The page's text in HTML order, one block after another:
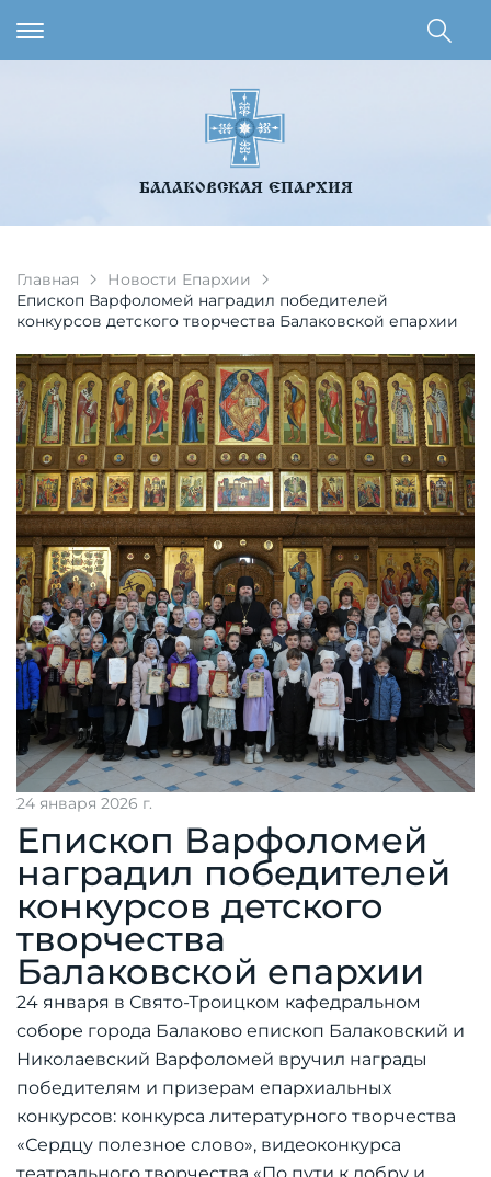
БАЛАКОВСКАЯ ЕПАРХИЯ
Главная
Новости Епархии
Епископ Варфоломей наградил победителей
конкурсов детского творчества Балаковской епархии
24 января 2026 г.
Епископ Варфоломей
наградил победителей
конкурсов детского
творчества
Балаковской епархии
24 января в Свято-Троицком кафедральном
соборе города Балаково епископ Балаковский и
Николаевский Варфоломей вручил награды
победителям и призерам епархиальных
конкурсов: конкурса литературного творчества
«Сердцу полезное слово», видеоконкурса